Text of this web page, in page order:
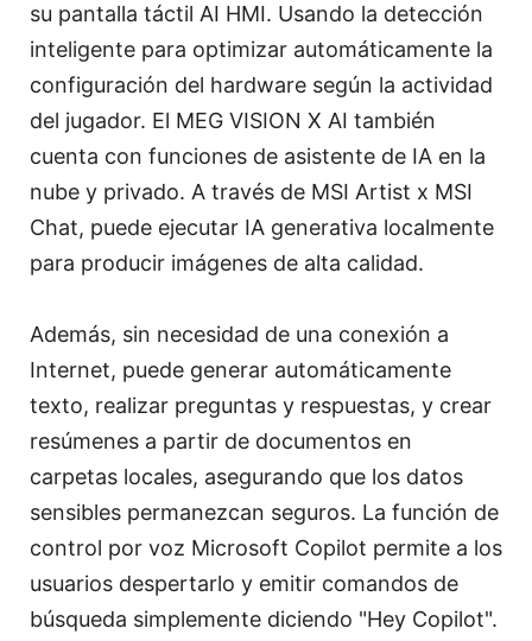
su pantalla táctil AI HMI. Usando la detección
inteligente para optimizar automáticamente la
configuración del hardware según la actividad
del jugador. El MEG VISION X AI también
cuenta con funciones de asistente de IA en la
nube y privado. A través de MSI Artist x MSI
Chat, puede ejecutar IA generativa localmente
para producir imágenes de alta calidad.
Además, sin necesidad de una conexión a
Internet, puede generar automáticamente
texto, realizar preguntas y respuestas, y crear
resúmenes a partir de documentos en
carpetas locales, asegurando que los datos
sensibles permanezcan seguros. La función de
control por voz Microsoft Copilot permite a los
usuarios despertarlo y emitir comandos de
búsqueda simplemente diciendo "Hey Copilot".